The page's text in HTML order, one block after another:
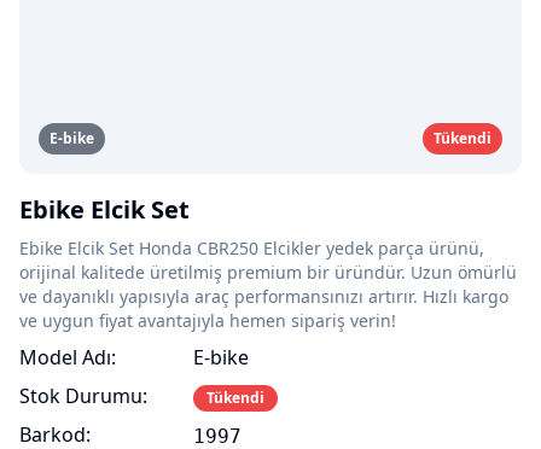
E-bike Tükendi
Ebike Elcik Set
Ebike Elcik Set Honda CBR250 Elcikler yedek parça ürünü,
orijinal kalitede üretilmiş premium bir üründür. Uzun ömürlü
ve dayanıklı yapısıyla araç performansınızı artırır. Hızlı kargo
ve uygun fiyat avantajıyla hemen sipariş verin!
Model Adı:
Stok Durumu:
Barkod:
E-bike
Tükendi
1997